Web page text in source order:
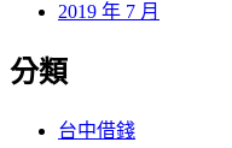
2019 年 7 月
分類
台中借錢